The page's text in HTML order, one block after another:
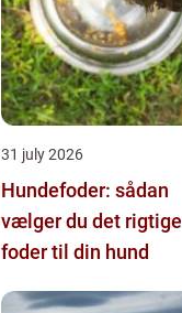
31 july 2026
Hundefoder: sådan
vælger du det rigtige
foder til din hund